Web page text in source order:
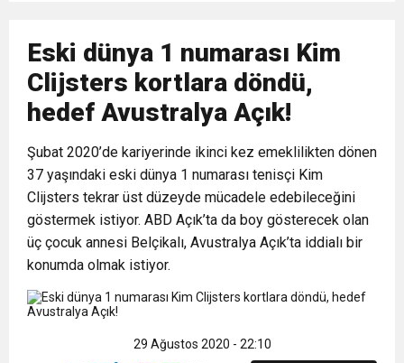
14:45 “AYAKTA ÖLMEK Mİ, DİZÜSTÜ YAŞAMAK MI?”
TS Divan Başkanlık Kurulunun Basın
12:17 MOHAMED SALAH VE ŞAMPİYON
TRABZONSPOR Ayhan Pala yazdı
21:23 Liyakatsiz Yöneticiler…
Eski dünya 1 numarası Kim
Clijsters kortlara döndü,
hedef Avustralya Açık!
Şubat 2020’de kariyerinde ikinci kez emeklilikten dönen
37 yaşındaki eski dünya 1 numarası tenisçi Kim
Clijsters tekrar üst düzeyde mücadele edebileceğini
göstermek istiyor. ABD Açık’ta da boy gösterecek olan
üç çocuk annesi Belçikalı, Avustralya Açık’ta iddialı bir
konumda olmak istiyor.
29 Ağustos 2020 - 22:10